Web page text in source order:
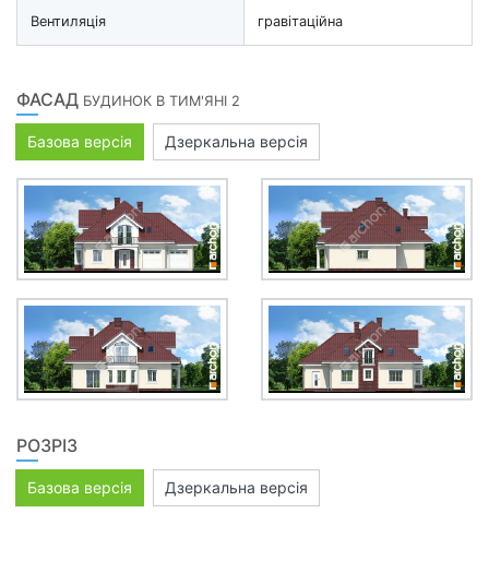
Вентиляція гравітаційна
ФАСАД БУДИНОК В ТИМ'ЯНІ 2
Базова версія Дзеркальна версія
РОЗРІЗ
Базова версія Дзеркальна версія